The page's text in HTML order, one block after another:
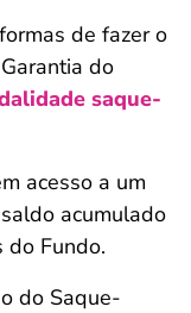
de fazer o
do
saque-
acesso a um
acumulado
do Fundo.
do Saque-